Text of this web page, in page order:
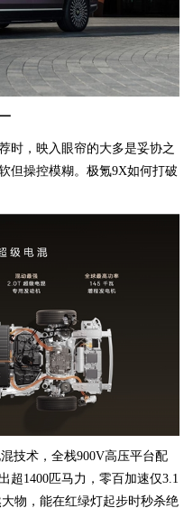
时，映入眼帘的大多是妥协之
但操控模糊。极氪9X如何打破
技术，全栈900V高压平台配
超1400匹马力，零百加速仅3.1
物，能在红绿灯起步时秒杀绝